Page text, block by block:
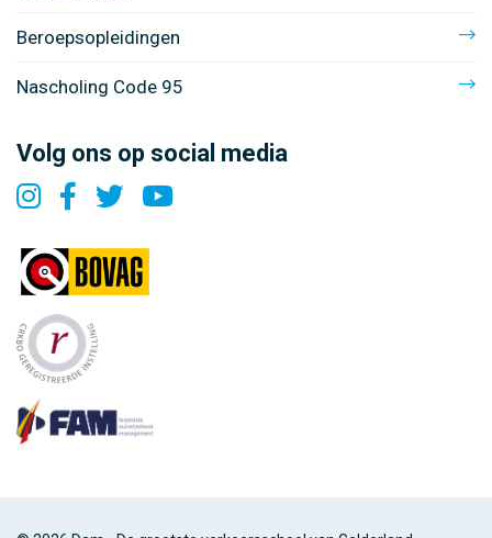
Beroepsopleidingen
Nascholing Code 95
Volg ons op social media